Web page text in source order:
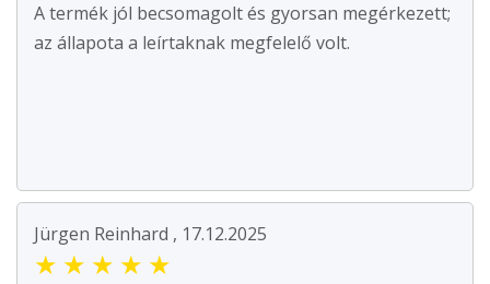
A termék jól becsomagolt és gyorsan megérkezett;
az állapota a leírtaknak megfelelő volt.
Jürgen Reinhard , 17.12.2025
★ ★ ★ ★ ★